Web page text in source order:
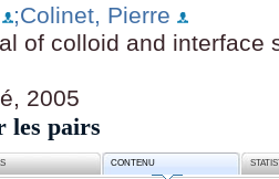
;Colinet, Pierre
of colloid and interface
2005
les pairs
CONTENU